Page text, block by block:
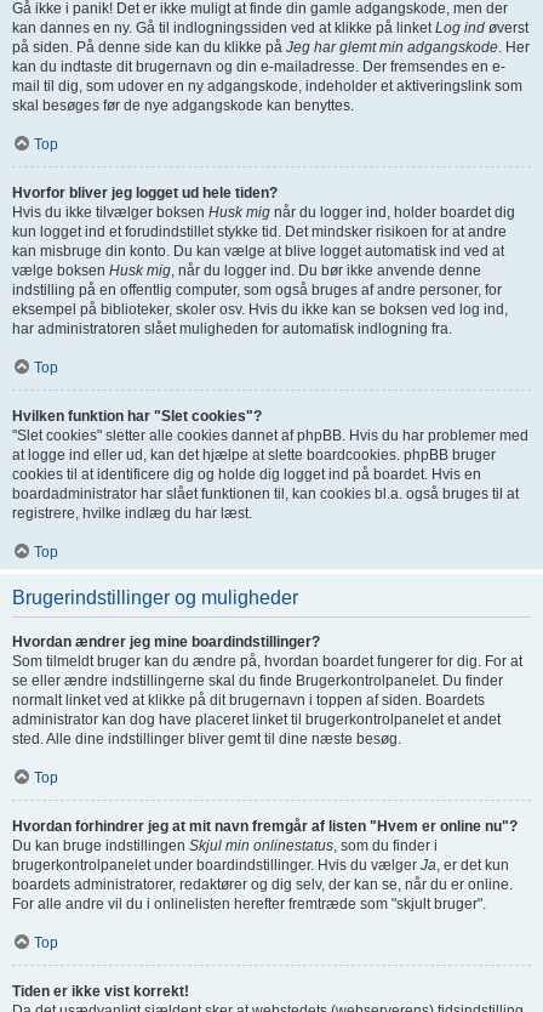
Gå ikke i panik! Det er ikke muligt at finde din gamle adgangskode, men der
kan dannes en ny. Gå til indlogningssiden ved at klikke på linket Log ind øverst
på siden. På denne side kan du klikke på Jeg har glemt min adgangskode . Her
kan du indtaste dit brugernavn og din e-mailadresse. Der fremsendes en e-
mail til dig, som udover en ny adgangskode, indeholder et aktiveringslink som
skal besøges før de nye adgangskode kan benyttes.
Top
Hvorfor bliver jeg logget ud hele tiden?
Hvis du ikke tilvælger boksen Husk mig når du logger ind, holder boardet dig
kun logget ind et forudindstillet stykke tid. Det mindsker risikoen for at andre
kan misbruge din konto. Du kan vælge at blive logget automatisk ind ved at
vælge boksen Husk mig , når du logger ind. Du bør ikke anvende denne
indstilling på en offentlig computer, som også bruges af andre personer, for
eksempel på biblioteker, skoler osv. Hvis du ikke kan se boksen ved log ind,
har administratoren slået muligheden for automatisk indlogning fra.
Top
Hvilken funktion har "Slet cookies"?
"Slet cookies" sletter alle cookies dannet af phpBB. Hvis du har problemer med
at logge ind eller ud, kan det hjælpe at slette boardcookies. phpBB bruger
cookies til at identificere dig og holde dig logget ind på boardet. Hvis en
boardadministrator har slået funktionen til, kan cookies bl.a. også bruges til at
registrere, hvilke indlæg du har læst.
Top
Brugerindstillinger og muligheder
Hvordan ændrer jeg mine boardindstillinger?
Som tilmeldt bruger kan du ændre på, hvordan boardet fungerer for dig. For at
se eller ændre indstillingerne skal du finde Brugerkontrolpanelet. Du finder
normalt linket ved at klikke på dit brugernavn i toppen af siden. Boardets
administrator kan dog have placeret linket til brugerkontrolpanelet et andet
sted. Alle dine indstillinger bliver gemt til dine næste besøg.
Top
Hvordan forhindrer jeg at mit navn fremgår af listen "Hvem er online nu"?
Du kan bruge indstillingen Skjul min onlinestatus , som du finder i
brugerkontrolpanelet under boardindstillinger. Hvis du vælger Ja , er det kun
boardets administratorer, redaktører og dig selv, der kan se, når du er online.
For alle andre vil du i onlinelisten herefter fremtræde som "skjult bruger".
Top
Tiden er ikke vist korrekt!